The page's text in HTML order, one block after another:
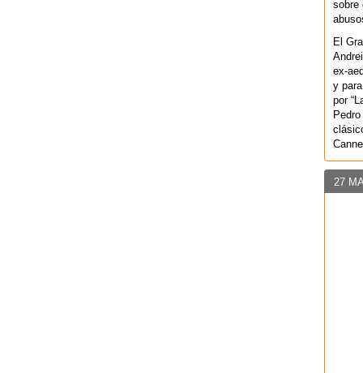
sobre
El
ex-
y
por
27